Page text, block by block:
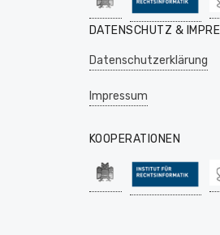
DATENSCHUTZ &
Datenschutzerklärung
Impressum
KOOPERATIONEN